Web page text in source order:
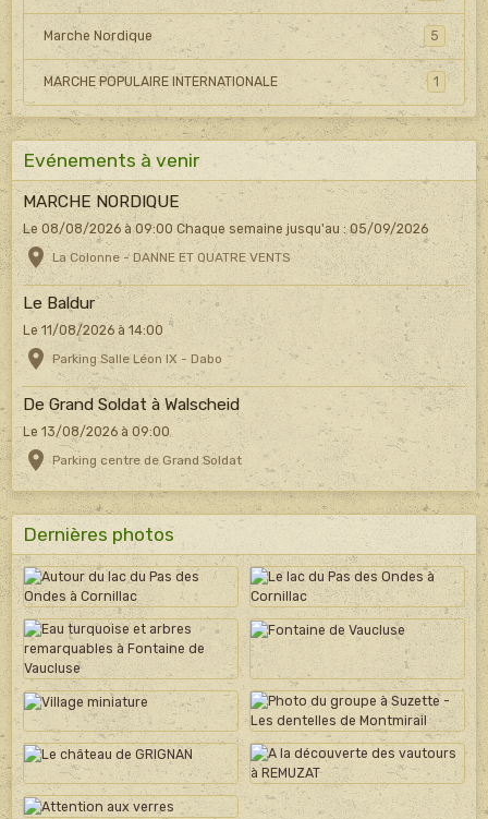
Marche Nordique 5
MARCHE POPULAIRE INTERNATIONALE 1
Evénements à venir
MARCHE NORDIQUE
Le 08/08/2026 à 09:00 Chaque semaine jusqu'au : 05/09/2026
La Colonne - DANNE ET QUATRE VENTS
Le Baldur
Le 11/08/2026 à 14:00
Parking Salle Léon IX - Dabo
De Grand Soldat à Walscheid
Le 13/08/2026 à 09:00
Parking centre de Grand Soldat
Dernières photos